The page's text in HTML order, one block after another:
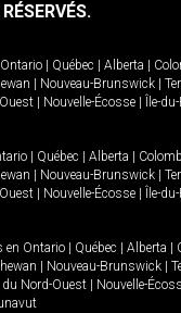
Ontario Québec Alberta
Nouveau-Brunswick
Nouvelle-Écosse Île-
Québec Alberta
Nouveau-Brunswick
Nouvelle-Écosse Île-
en Ontario Québec Alberta
Nouveau-Brunswick
du Nord-Ouest Nouvelle-